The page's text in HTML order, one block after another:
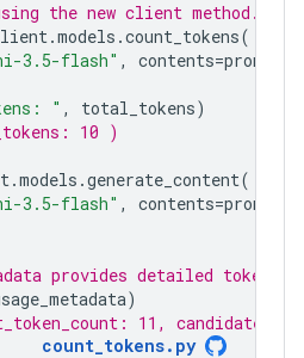
the new client method.
.models .count_tokens(
3.5-flash" , contents=prompt
" , total_tokens)
10 )
.models .generate_content(
3.5-flash" , contents=prompt
provides detailed token
)
11,
count_tokens.py